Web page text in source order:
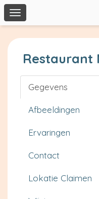
Toggle
navigation
Restaurant
Gegevens
Afbeeldingen
Ervaringen
Contact
Lokatie Claimen